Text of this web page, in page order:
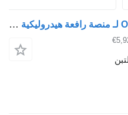
عجلة مشط التبن Olsbergs Q200 لـ منصة رافعة هيدروليكية Olsbergs PV90 / PV91